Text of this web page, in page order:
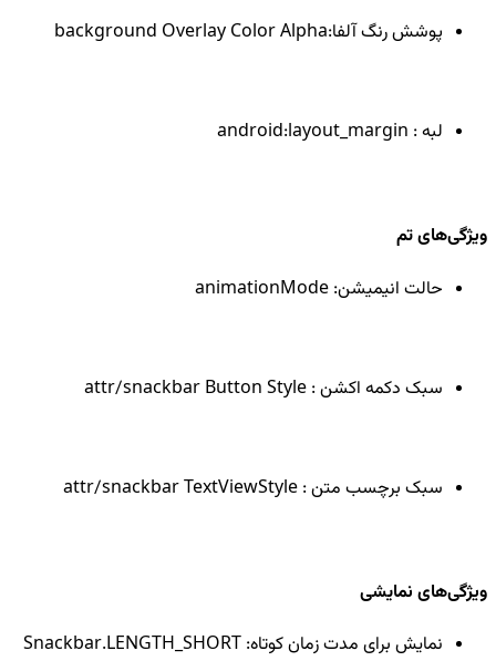
پوشش رنگ آلفا:background Overlay Color Alpha
لبه : android:layout_margin
ویژگی‌های تم‌
حالت انیمیشن: animationMode
سبک دکمه اکشن : attr/snackbar Button Style
سبک برچسب متن : attr/snackbar TextViewStyle
ویژگی‌های نمایشی
نمایش برای مدت زمان کوتاه: Snackbar.LENGTH_SHORT